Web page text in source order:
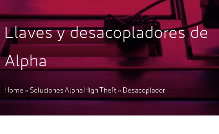
Llaves y desacopladores de
Alpha
Home »Soluciones Alpha High Theft» Desacoplador